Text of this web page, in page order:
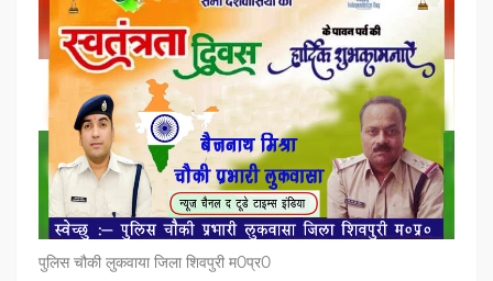
पुलिस चौकी लुकवाया जिला शिवपुरी म0प्र0